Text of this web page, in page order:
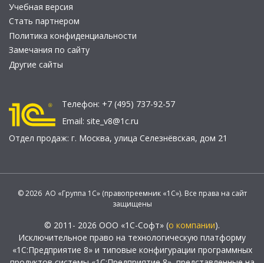
Учебная версия
Стать партнером
Политика конфиденциальности
Замечания по сайту
Другие сайты
Телефон: +7 (495) 737-92-57
Email: site_v8@1c.ru
Отдел продаж: г. Москва, улица Селезнёвская, дом 21
© 2026 АО «Группа 1С» (правопреемник «1С»). Все права на сайт
защищены
© 2011- 2026 ООО «1С-Софт» (о компании).
Исключительное право на технологическую платформу
«1С:Предприятие 8» и типовые конфигурации программных